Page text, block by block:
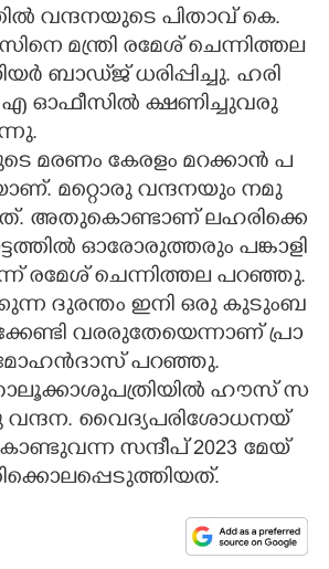
​വ​ന്ദ​ന​യു​ടെ​ ​പി​താ​വ് ​കെ.​
​മ​ന്ത്രി​ ​ര​മേ​ശ് ​ചെ​ന്നി​ത്ത​ല​
​ബാ​ഡ്‌​ജ്‌​ ​ധ​രി​പ്പി​ച്ചു.​ ​ഹ​രി​
​ഓ​ഫീ​സി​ൽ​ ​ക്ഷ​ണി​ച്ചു​വ​രു​
​മ​ര​ണം​ ​കേ​ര​ളം​ ​മ​റ​ക്കാ​ൻ​ ​പ​
​മ​റ്റൊ​രു​ ​വ​ന്ദ​ന​യും​ ​ന​മു​
​അ​തു​കൊ​ണ്ടാ​ണ് ​ല​ഹ​രി​ക്കെ​
​ഓ​രോ​രു​ത്ത​രും​ ​പ​ങ്കാ​ളി​
​ര​മേ​ശ് ​ചെ​ന്നി​ത്ത​ല​ ​പ​റ​ഞ്ഞു.​
​ദു​ര​ന്തം​ ​ഇ​നി​ ​ഒ​രു​ ​കു​ടും​ബ​
​വ​ര​രു​തേ​യെ​ന്നാ​ണ് ​പ്രാ​
​പ​റ​ഞ്ഞു.
​ഹൗ​സ് ​സ​
​വ​ന്ദ​ന.​ ​വൈ​ദ്യ​പ​രി​ശോ​ധ​ന​യ്‌​
​സ​ന്ദീ​പ്‌​ 2023​ ​മേ​യ്‌​